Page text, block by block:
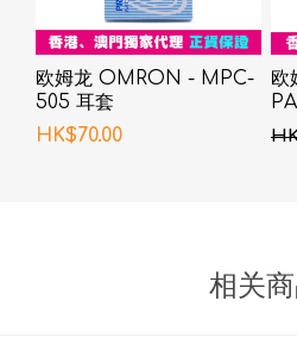
欧姆龙 OMRON - MPC-
505 耳套
HK$70.00
欧
相关